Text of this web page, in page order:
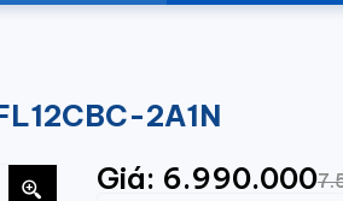
2A1N
Giá: 6.990.000